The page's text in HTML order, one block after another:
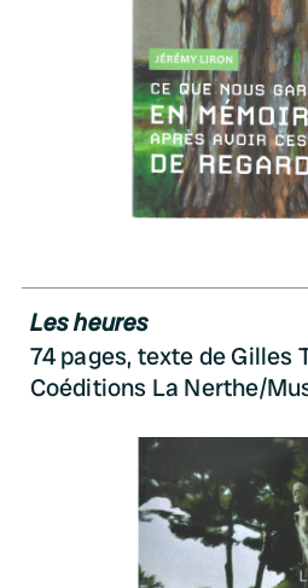
Les heures
74 pages, texte de Gilles
Coéditions La Nerthe/